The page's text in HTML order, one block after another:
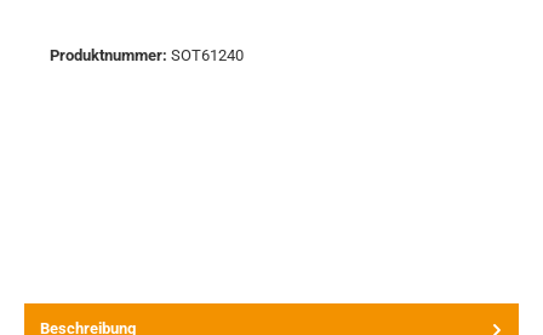
Produktnummer: SOT61240
Beschreibung